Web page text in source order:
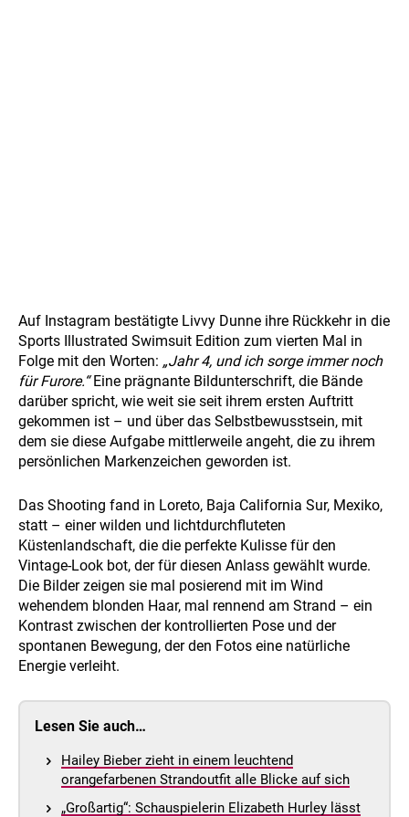
Auf Instagram bestätigte Livvy Dunne ihre Rückkehr in die
Sports Illustrated Swimsuit Edition zum vierten Mal in
Folge mit den Worten: „Jahr 4, und ich sorge immer noch
für Furore.“Eine prägnante Bildunterschrift, die Bände
darüber spricht, wie weit sie seit ihrem ersten Auftritt
gekommen ist – und über das Selbstbewusstsein, mit
dem sie diese Aufgabe mittlerweile angeht, die zu ihrem
persönlichen Markenzeichen geworden ist.
Das Shooting fand in Loreto, Baja California Sur, Mexiko,
statt – einer wilden und lichtdurchfluteten
Küstenlandschaft, die die perfekte Kulisse für den
Vintage-Look bot, der für diesen Anlass gewählt wurde.
Die Bilder zeigen sie mal posierend mit im Wind
wehendem blonden Haar, mal rennend am Strand – ein
Kontrast zwischen der kontrollierten Pose und der
spontanen Bewegung, der den Fotos eine natürliche
Energie verleiht.
Lesen Sie auch…
Hailey Bieber zieht in einem leuchtend
orangefarbenen Strandoutfit alle Blicke auf sich
„Großartig“: Schauspielerin Elizabeth Hurley lässt